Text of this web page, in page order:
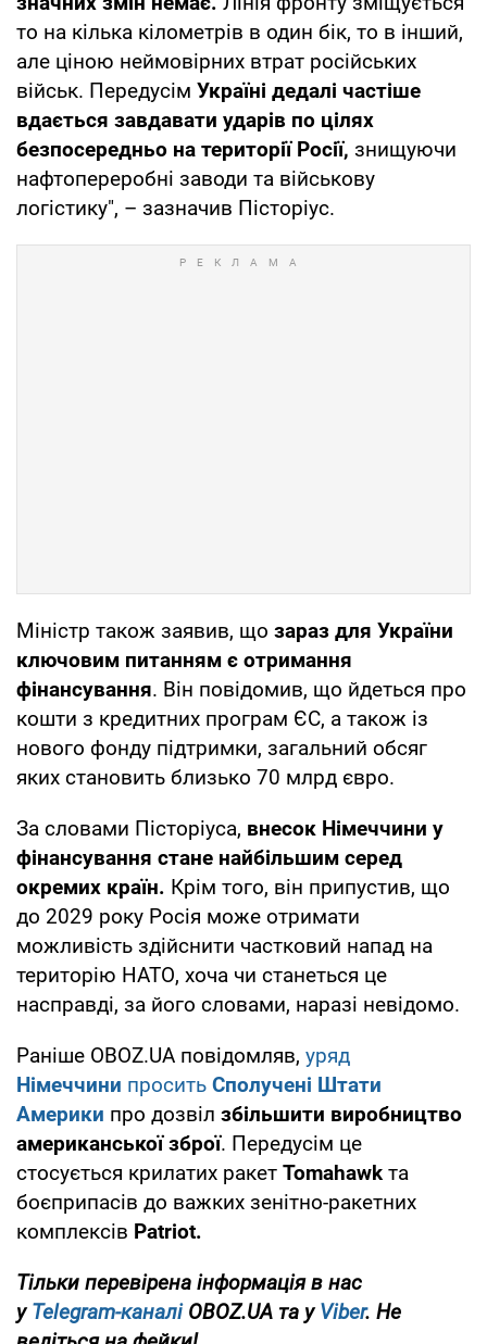
то на кілька кілометрів в один бік, то в інший,
але ціною неймовірних втрат російських
військ. Передусім Україні дедалі частіше
вдається завдавати ударів по цілях
безпосередньо на території Росії, знищуючи
нафтопереробні заводи та військову
логістику", – зазначив Пісторіус.
Міністр також заявив, що зараз для України
ключовим питанням є отримання
фінансування. Він повідомив, що йдеться про
кошти з кредитних програм ЄС, а також із
нового фонду підтримки, загальний обсяг
яких становить близько 70 млрд євро.
За словами Пісторіуса, внесок Німеччини у
фінансування стане найбільшим серед
окремих країн. Крім того, він припустив, що
до 2029 року Росія може отримати
можливість здійснити частковий напад на
територію НАТО, хоча чи станеться це
насправді, за його словами, наразі невідомо.
Раніше OBOZ.UA повідомляв, уряд
Німеччини просить Сполучені Штати
Америки про дозвіл збільшити виробництво
американської зброї. Передусім це
стосується крилатих ракет Tomahawk та
боєприпасів до важких зенітно-ракетних
комплексів Patriot.
Тільки перевірена інформація в нас
уTelegram-каналіOBOZ.UA та уViber. Не